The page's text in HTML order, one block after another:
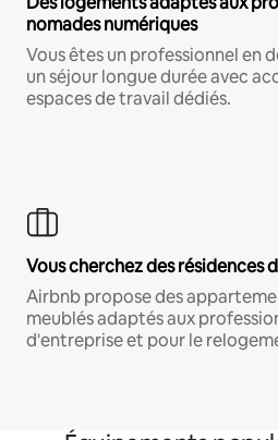
nomades numériques
Vous êtes un professionnel en
un séjour longue durée avec
espaces de travail dédiés.
Vous cherchez des résidences
Airbnb propose des
meublés adaptés aux
d'entreprise et pour le